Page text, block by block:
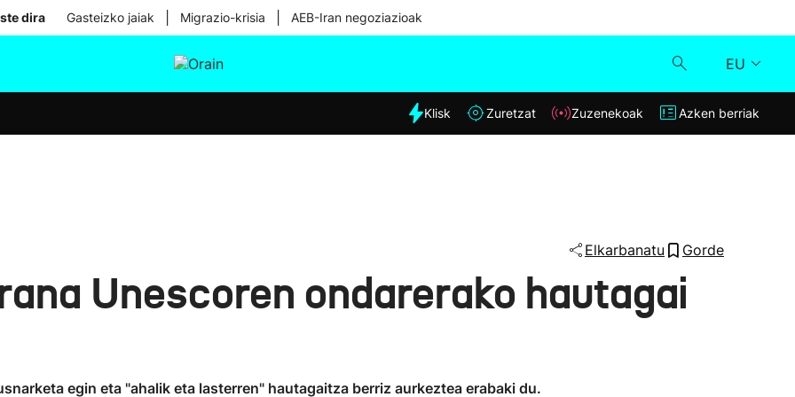
dira Gasteizko jaiak Migrazio-krisia AEB-Iran negoziazioak
EU
Eguraldia
Klisk
Azken berriak
Klisk Zuretzat Zuzenekoak Azken berriak
Elkarbanatu Gorde
Unescoren ondarerako hautagai
egin eta "ahalik eta lasterren" hautagaitza berriz aurkeztea erabaki du.